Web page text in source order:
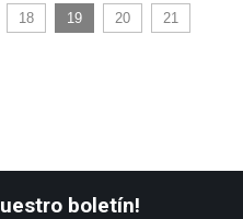
18 19 20
21
boletín!